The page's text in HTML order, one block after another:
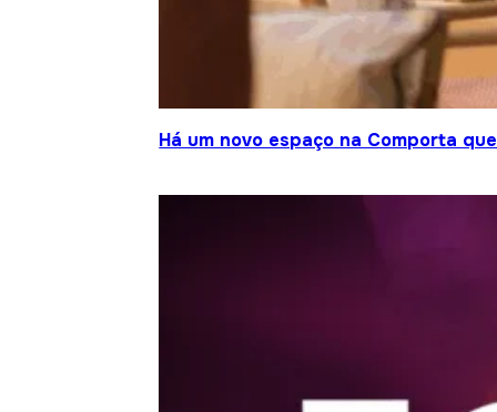
Há um novo espaço na Comporta